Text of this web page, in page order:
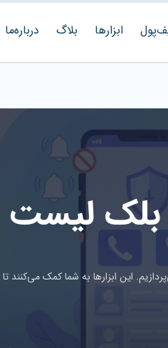
ابزارها بلاگ درباره‌ما
بلک لیست
اندروید می‌پردازیم. این ابزارها به شما کمک می‌کنند تا